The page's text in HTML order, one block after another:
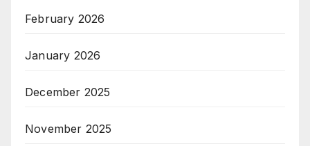
February 2026
January 2026
December 2025
November 2025